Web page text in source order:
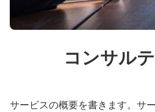
コンサル
サービスの概要を書きます。サ